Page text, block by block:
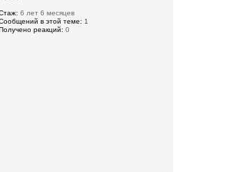
6 лет 6 месяцев
в этой теме: 1
реакций: 0